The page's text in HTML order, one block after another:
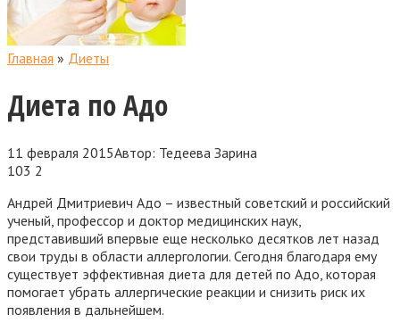
Главная » Диеты
Диета по Адо
11 февраля 2015Автор: Тедеева Зарина
103 2
Андрей Дмитриевич Адо – известный советский и российский
ученый, профессор и доктор медицинских наук,
представивший впервые еще несколько десятков лет назад
свои труды в области аллергологии. Сегодня благодаря ему
существует эффективная диета для детей по Адо , которая
помогает убрать аллергические реакции и снизить риск их
появления в дальнейшем.